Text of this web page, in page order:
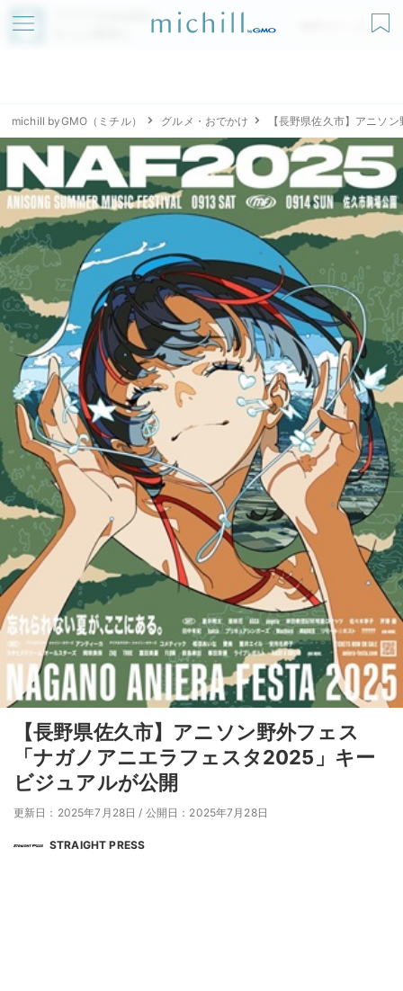
アプリでmichillが
無料ダウンロード
michill byGMO（ミチル） グルメ・おでかけ 【長野県佐久市】アニソ
【長野県佐久市】アニソン野外フェス
「ナガノアニエラフェスタ2025」キー
ビジュアルが公開
更新日：2025年7月28日 / 公開日：2025年7月28日
STRAIGHT PRESS